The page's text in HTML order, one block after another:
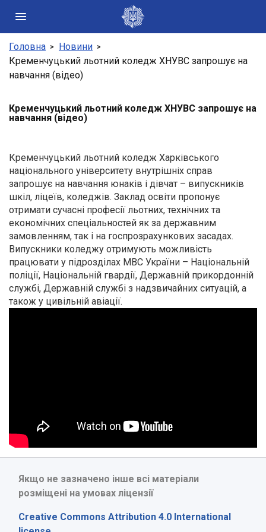
Головна
Новини
Кременчуцький льотний коледж ХНУВС запрошує на
навчання (відео)
Кременчуцький льотний коледж ХНУВС запрошує на
навчання (відео)
Кременчуцький льотний коледж Харківського
національного університету внутрішніх справ
запрошує на навчання юнаків і дівчат – випускників
шкіл, ліцеїв, коледжів. Заклад освіти пропонує
отримати сучасні професії льотних, технічних та
економічних спеціальностей як за державним
замовленням, так і на госпрозрахункових засадах.
Випускники коледжу отримують можливість
працювати у підрозділах МВС України – Національній
поліції, Національній гвардії, Державній прикордонній
службі, Державній службі з надзвичайних ситуацій, а
також у цивільній авіації.
Якщо не зазначено інше всі матеріали
розміщені на умовах ліцензії
Creative Commons Attribution 4.0 International
Державні сайти України
Президент України
Конституційний суд України
Рада національної безпеки і оборони України